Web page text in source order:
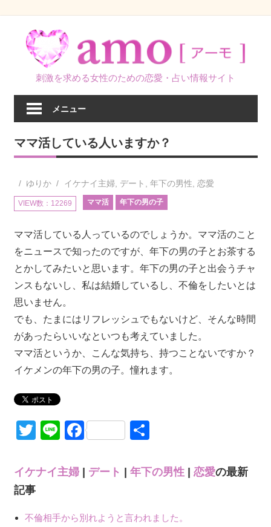
刺激を求める女性のための恋愛・占い情報サイト
メニュー
ママ活している人いますか？
ゆりか イケナイ主婦, デート 年下の男性 恋愛
VIEW数：12269 ママ活 年下の男の子
ママ活している人っているのでしょうか。ママ活のこと
をニュースで知ったのですが、年下の男の子とお茶する
とかしてみたいと思います。年下の男の子と出会うチャ
ンスもないし、私は結婚しているし、不倫をしたいとは
思いません。
でも、たまにはリフレッシュでもないけど、そんな時間
があったらいいなといつも考えていました。
ママ活というか、こんな気持ち、持つことないですか？
イケメンの年下の男の子。憧れます。
Twitter
LineFacebook
イケナイ主婦| デート 年下の男性| 恋愛の最新
記事
不倫相手から別れようと言われました。